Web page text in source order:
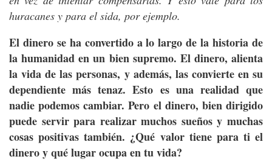
huracanes y para el sida, por ejemplo.
El dinero se ha convertido a lo largo de la historia de
la humanidad en un bien supremo. El dinero, alienta
la vida de las personas, y además, las convierte en su
dependiente más tenaz. Esto es una realidad que
nadie podemos cambiar. Pero el dinero, bien dirigido
puede servir para realizar muchos sueños y muchas
cosas positivas también. ¿Qué valor tiene para ti el
dinero y qué lugar ocupa en tu vida?